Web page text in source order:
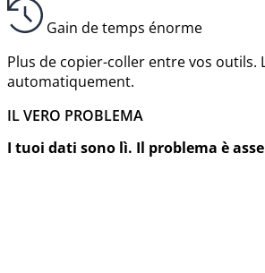
Gain de temps énorme
Plus de copier-coller entre vos outils.
automatiquement.
IL VERO PROBLEMA
I tuoi dati sono lì. Il problema è